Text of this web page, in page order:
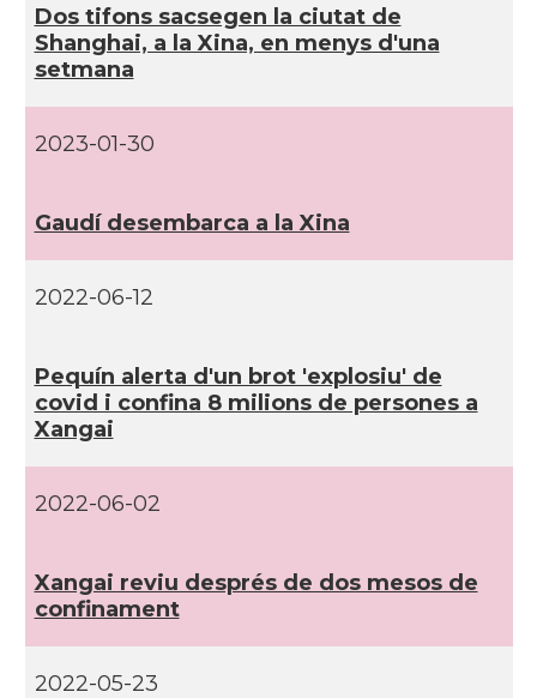
Dos tifons sacsegen la ciutat de
Shanghai, a la Xina, en menys d'una
setmana
2023-01-30
Gaudí­ desembarca a la Xina
2022-06-12
Pequí­n alerta d'un brot 'explosiu' de
covid i confina 8 milions de persones a
Xangai
2022-06-02
Xangai reviu després de dos mesos de
confinament
2022-05-23